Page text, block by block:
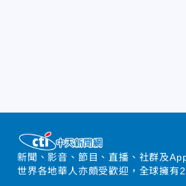
新聞、影音、節目、直播、社群及
世界各地華人亦頗受歡迎，全球擁有